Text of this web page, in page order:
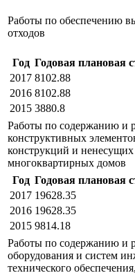
Работы по обеспечению
отходов
Год Годовая плановая
2017 8102.88
2016 8102.88
2015 3880.8
Работы по содержанию и
конструктивных
конструкций и
многоквартирных домов
Год Годовая плановая
2017 19628.35
2016 19628.35
2015 9814.18
Работы по содержанию и
оборудования и систем
технического